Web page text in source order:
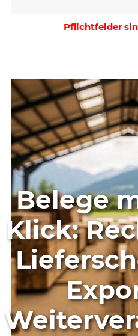
Pflichtfelder
Belege
Klick: